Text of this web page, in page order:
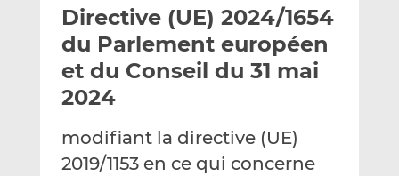
y
e
r
p
e
m
a
g
e
r
r
L
a
g
e
r
r
F
Directive (UE) 2024/1654
du Parlement européen
et du Conseil du 31 mai
2024
modifiant la directive (UE)
2019/1153 en ce qui concerne